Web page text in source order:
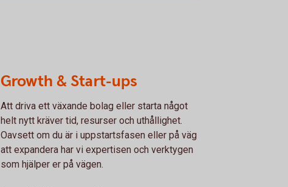
Growth & Start-ups
Att driva ett växande bolag eller starta något
helt nytt kräver tid, resurser och uthållighet.
Oavsett om du är i uppstartsfasen eller på väg
att expandera har vi expertisen och verktygen
som hjälper er på vägen.